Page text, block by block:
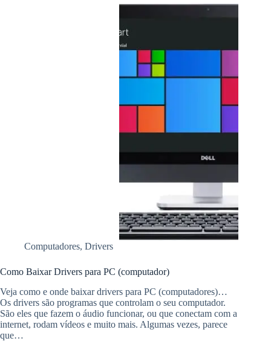
Computadores, Drivers
Como Baixar Drivers para PC (computador)
Veja como e onde baixar drivers para PC (computadores)…
Os drivers são programas que controlam o seu computador.
São eles que fazem o áudio funcionar, ou que conectam com a
internet, rodam vídeos e muito mais. Algumas vezes, parece
que…